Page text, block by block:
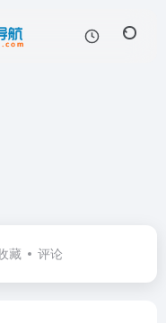
藏 评论